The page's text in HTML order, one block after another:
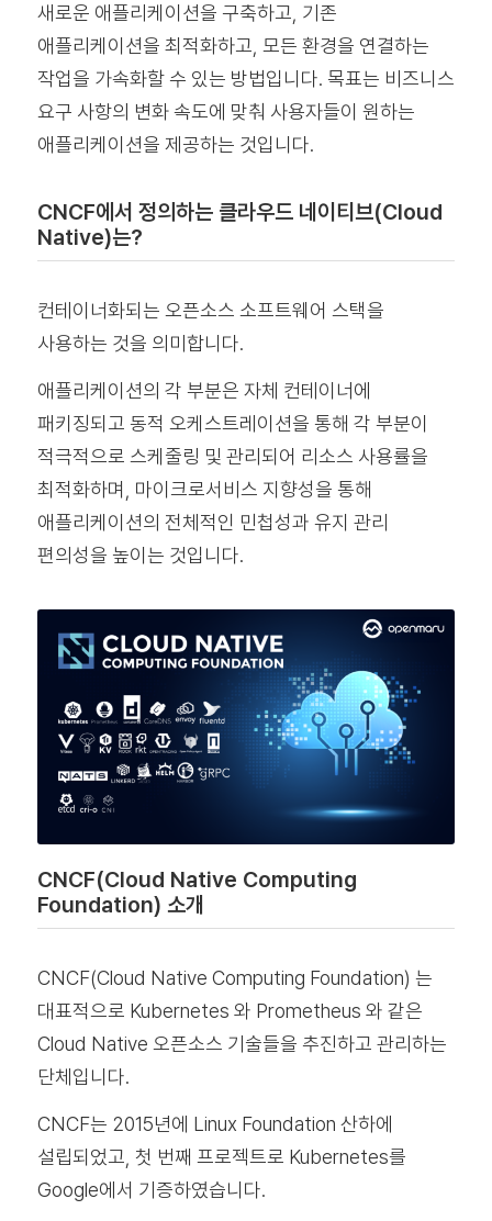
새로운 애플리케이션을 구축하고, 기존
애플리케이션을 최적화하고, 모든 환경을 연결하는
작업을 가속화할 수 있는 방법입니다. 목표는 비즈니스
요구 사항의 변화 속도에 맞춰 사용자들이 원하는
애플리케이션을 제공하는 것입니다.
CNCF에서 정의하는 클라우드 네이티브(Cloud
Native)는?
컨테이너화되는 오픈소스 소프트웨어 스택을
사용하는 것을 의미합니다.
애플리케이션의 각 부분은 자체 컨테이너에
패키징되고 동적 오케스트레이션을 통해 각 부분이
적극적으로 스케줄링 및 관리되어 리소스 사용률을
최적화하며, 마이크로서비스 지향성을 통해
애플리케이션의 전체적인 민첩성과 유지 관리
편의성을 높이는 것입니다.
CNCF(Cloud Native Computing
Foundation) 소개
CNCF(Cloud Native Computing Foundation) 는
대표적으로 Kubernetes 와 Prometheus 와 같은
Cloud Native 오픈소스 기술들을 추진하고 관리하는
단체입니다.
CNCF는 2015년에 Linux Foundation 산하에
설립되었고, 첫 번째 프로젝트로 Kubernetes를
Google에서 기증하였습니다.